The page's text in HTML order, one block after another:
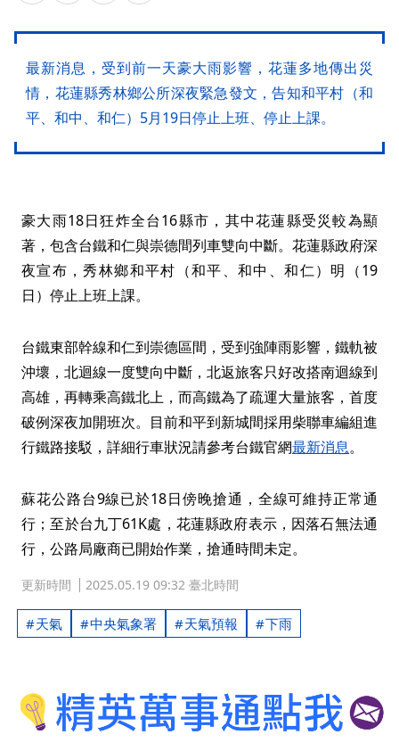
最新消息，受到前一天豪大雨影響，花蓮多地傳出災
情，花蓮縣秀林鄉公所深夜緊急發文，告知和平村（和
平、和中、和仁）5月19日停止上班、停止上課。
豪大雨18日狂炸全台16縣市，其中花蓮縣受災較為顯
著，包含台鐵和仁與崇德間列車雙向中斷。花蓮縣政府深
夜宣布，秀林鄉和平村（和平、和中、和仁）明（19
日）停止上班上課。
台鐵東部幹線和仁到崇德區間，受到強陣雨影響，鐵軌被
沖壞，北迴線一度雙向中斷，北返旅客只好改搭南迴線到
高雄，再轉乘高鐵北上，而高鐵為了疏運大量旅客，首度
破例深夜加開班次。目前和平到新城間採用柴聯車編組進
行鐵路接駁，詳細行車狀況請參考台鐵官網最新消息。
蘇花公路台9線已於18日傍晚搶通，全線可維持正常通
行；至於台九丁61K處，花蓮縣政府表示，因落石無法通
行，公路局廠商已開始作業，搶通時間未定。
更新時間 2025.05.19 09:32 臺北時間
天氣 中央氣象署 天氣預報 下雨